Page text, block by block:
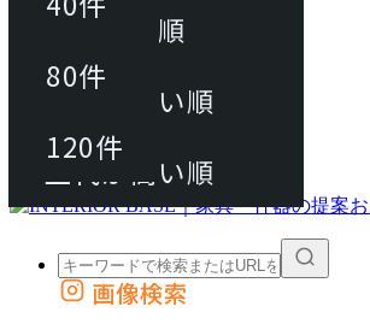
動画マニュアル
FAQ
カート
外部サイトの商品をカートに追加
画像検索
80件
120件
おすすめ順
上代が安い順
上代が高い順
80件
120件